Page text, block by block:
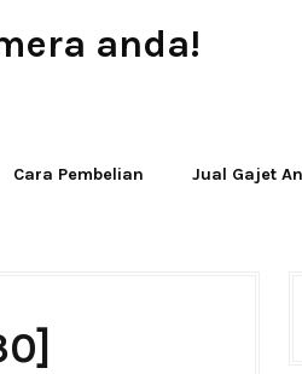
anda!
Cara Pembelian Jual Gajet